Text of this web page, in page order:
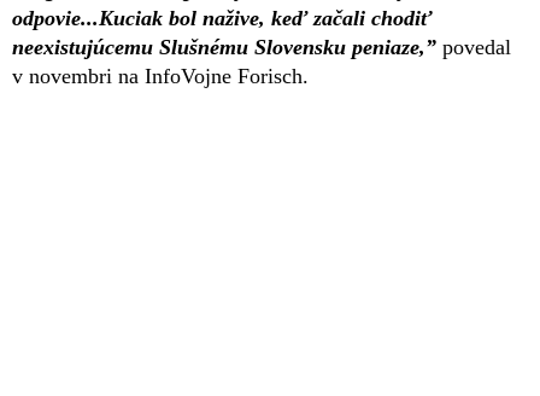
odpovie...Kuciak bol nažive, keď začali chodiť
neexistujúcemu Slušnému Slovensku peniaze,” povedal
v novembri na InfoVojne Forisch.